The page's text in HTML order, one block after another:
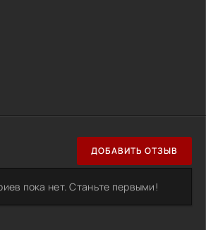
ДОБАВИТЬ ОТЗЫВ
пока нет. Станьте первыми!